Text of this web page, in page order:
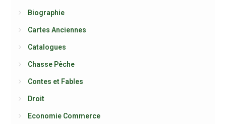
Biographie
Cartes Anciennes
Catalogues
Chasse Pêche
Contes et Fables
Droit
Economie Commerce